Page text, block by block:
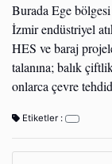
Burada Ege
İzmir endüstriyel
HES ve baraj
talanına; balık
onlarca çevre
Etiketler :